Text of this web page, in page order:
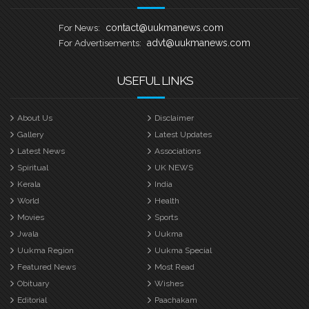
For News: contact@uukmanews.com
For Advertisements: advt@uukmanews.com
USEFUL LINKS
About Us
Disclaimer
Gallery
Latest Updates
Latest News
Associations
Spiritual
UK NEWS
Kerala
India
World
Health
Movies
Sports
Jwala
Uukma
Uukma Region
Uukma Special
Featured News
Most Read
Obituary
Wishes
Editorial
Paachakam